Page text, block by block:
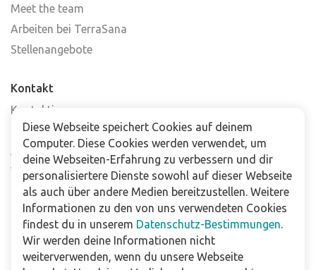
Meet the team
Arbeiten bei TerraSana
Stellenangebote
Kontakt
Kontaktiere uns
Häufig gestellte Fragen
Abonniere unseren Newsletter
Verkaufsstellen
Für Unternehmen
Downloads
Impressum
Diese Webseite speichert Cookies auf deinem
Computer. Diese Cookies werden verwendet, um
deine Webseiten-Erfahrung zu verbessern und dir
personalisiertere Dienste sowohl auf dieser Webseite
als auch über andere Medien bereitzustellen. Weitere
Informationen zu den von uns verwendeten Cookies
findest du in unserem Datenschutz-Bestimmungen.
Wir werden deine Informationen nicht
weiterverwenden, wenn du unsere Webseite